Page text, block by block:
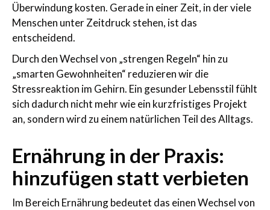
Überwindung kosten. Gerade in einer Zeit, in der viele
Menschen unter Zeitdruck stehen, ist das
entscheidend.
Durch den Wechsel von „strengen Regeln“ hin zu
„smarten Gewohnheiten“ reduzieren wir die
Stressreaktion im Gehirn. Ein gesunder Lebensstil fühlt
sich dadurch nicht mehr wie ein kurzfristiges Projekt
an, sondern wird zu einem natürlichen Teil des Alltags.
Ernährung in der Praxis:
hinzufügen statt verbieten
Im Bereich Ernährung bedeutet das einen Wechsel von